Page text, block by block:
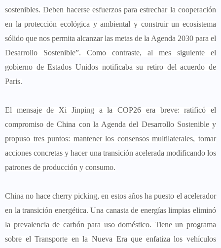
sostenibles. Deben hacerse esfuerzos para estrechar la cooperación
en la protección ecológica y ambiental y construir un ecosistema
sólido que nos permita alcanzar las metas de la Agenda 2030 para el
Desarrollo Sostenible”. Como contraste, al mes siguiente el
gobierno de Estados Unidos notificaba su retiro del acuerdo de
Paris.
El mensaje de Xi Jinping a la COP26 era breve: ratificó el
compromiso de China con la Agenda del Desarrollo Sostenible y
propuso tres puntos: mantener los consensos multilaterales, tomar
acciones concretas y hacer una transición acelerada modificando los
patrones de producción y consumo.
China no hace cherry picking, en estos años ha puesto el acelerador
en la transición energética. Una canasta de energías limpias eliminó
la prevalencia de carbón para uso doméstico. Tiene un programa
sobre el Transporte en la Nueva Era que enfatiza los vehículos